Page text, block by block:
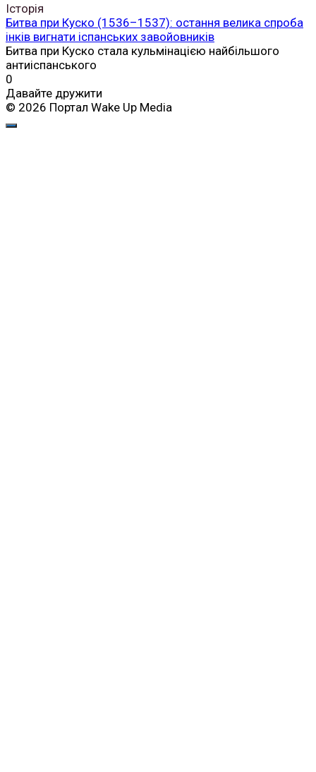
Історія
Битва при Куско (1536–1537): остання велика спроба
інків вигнати іспанських завойовників
Битва при Куско стала кульмінацією найбільшого
антиіспанського
0
Давайте дружити
© 2026 Портал Wake Up Media